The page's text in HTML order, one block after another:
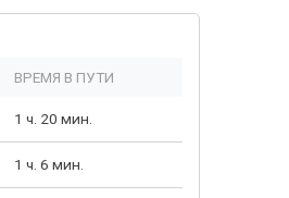
ВРЕМЯ В ПУТИ
1 ч. 20 мин.
1 ч. 6 мин.